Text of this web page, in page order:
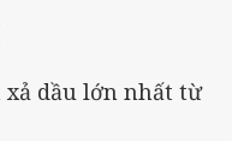
dầu lớn nhất từ